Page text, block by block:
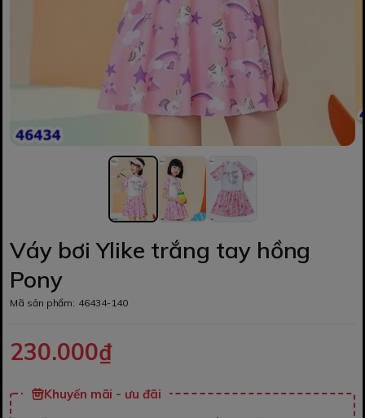
Váy bơi Ylike trắng tay hồng
Pony
Mã sản phẩm: 46434-140
230.000₫
Khuyến mãi - ưu đãi